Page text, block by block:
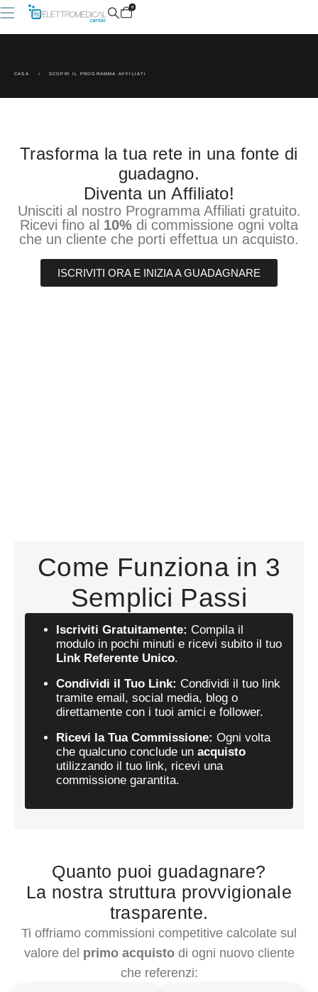
0
CASA SCOPRI IL PROGRAMMA AFFILIATI
Trasforma la tua rete in una fonte di
guadagno.
Diventa un Affiliato!
Unisciti al nostro Programma Affiliati gratuito.
Ricevi fino al 10% di commissione ogni volta
che un cliente che porti effettua un acquisto.
ISCRIVITI ORA E INIZIA A GUADAGNARE
Come Funziona in 3
Semplici Passi
Iscriviti Gratuitamente: Compila il
modulo in pochi minuti e ricevi subito il tuo
LinkReferente Unico.
Condividi il Tuo Link: Condividi il tuo link
tramite email, social media, blog o
direttamente con i tuoi amici e follower.
Ricevi la Tua Commissione: Ogni volta
che qualcuno conclude un acquisto
utilizzando il tuo link, ricevi una
commissione garantita.
Quanto puoi guadagnare?
La nostra struttura provvigionale
trasparente.
Ti offriamo commissioni competitive calcolate sul
valore del primo acquistodi ogni nuovo cliente
che referenzi: